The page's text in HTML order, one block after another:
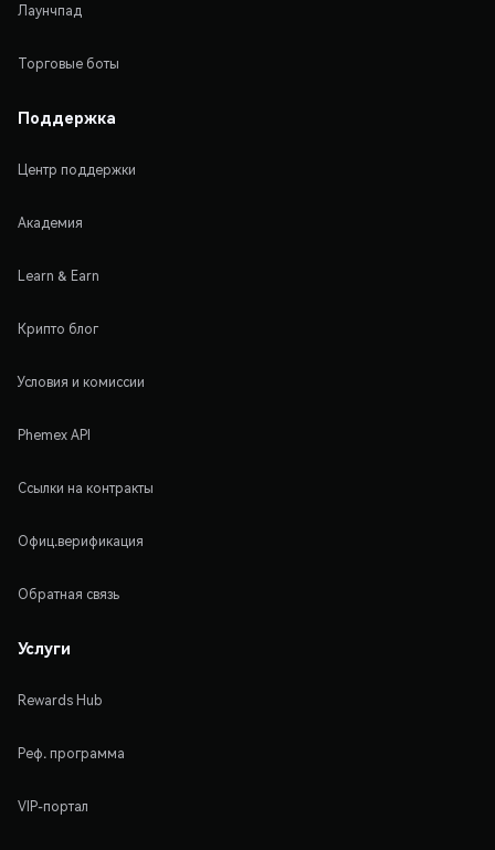
Лаунчпад
Торговые боты
Поддержка
Центр поддержки
Академия
Learn & Earn
Крипто блог
Условия и комиссии
Phemex API
Ссылки на контракты
Офиц.верификация
Обратная связь
Услуги
Rewards Hub
Реф. программа
VIP-портал